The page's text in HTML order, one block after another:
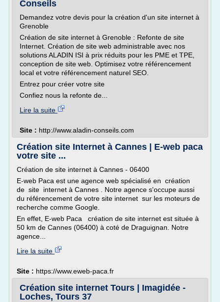
Conseils
Demandez votre devis pour la création d'un site internet à
Grenoble
Création de site internet à Grenoble : Refonte de site
Internet. Création de site web administrable avec nos
solutions ALADIN ISI à prix réduits pour les PME et TPE,
conception de site web. Optimisez votre référencement
local et votre référencement naturel SEO.
Entrez pour créer votre site
Confiez nous la refonte de...
Lire la suite
Site : http://www.aladin-conseils.com
Création site Internet à Cannes | E-web paca
votre site ...
Création de site internet à Cannes - 06400
E-web Paca est une agence web spécialisé en création
de site internet à Cannes . Notre agence s'occupe aussi
du référencement de votre site internet sur les moteurs de
recherche comme Google.
En effet, E-web Paca création de site internet est située à
50 km de Cannes (06400) à coté de Draguignan. Notre
agence...
Lire la suite
Site : https://www.eweb-paca.fr
Création site internet Tours | Imagidée -
Loches, Tours 37